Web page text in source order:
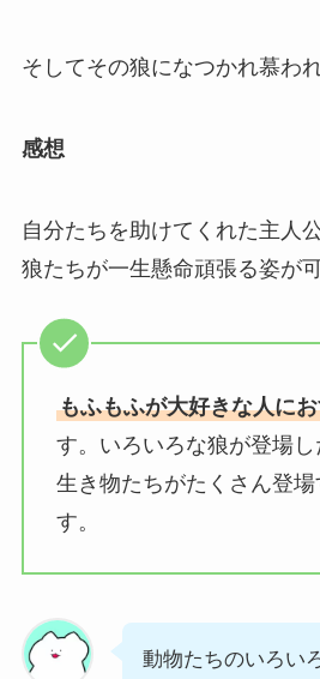
そしてその狼になつかれ慕われ
感想
自分たちを助けてくれた主人
狼たちが一生懸命頑張る姿が
もふもふが大好きな人に
す。いろいろな狼が登場
生き物たちがたくさん登
す。
動物たちのいろい